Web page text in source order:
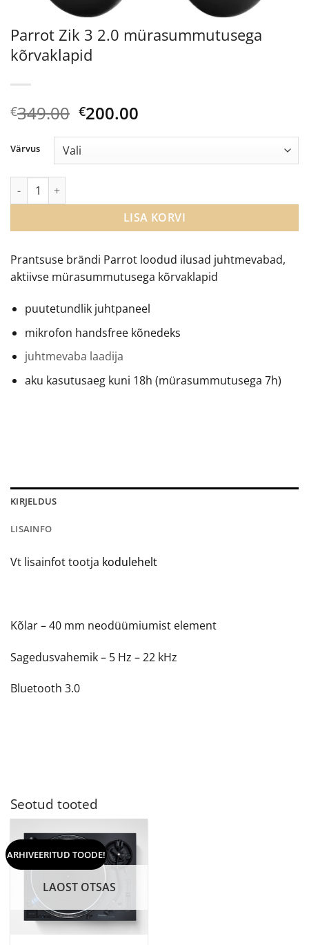
Parrot Zik 3 2.0 mürasummutusega
kõrvaklapid
€349.00 Algne
oli:
€349.00.
€200.00
€200.00.
Prantsuse brändi Parrot loodud ilusad juhtmevabad,
aktiivse mürasummutusega kõrvaklapid
puutetundlik juhtpaneel
mikrofon handsfree kõnedeks
juhtmevaba laadija
aku kasutusaeg kuni 18h (mürasummutusega 7h)
Värvus
Parrot Zik 3 2.0 mürasummutusega kõrvaklapid kogus
LISA KORVI
KIRJELDUS
LISAINFO
Vt lisainfot tootja kodulehelt
Kõlar – 40 mm neodüümiumist element
Sagedusvahemik – 5 Hz – 22 kHz
Bluetooth 3.0
Seotud tooted
ARHIVEERITUD TOODE!
LAOST OTSAS